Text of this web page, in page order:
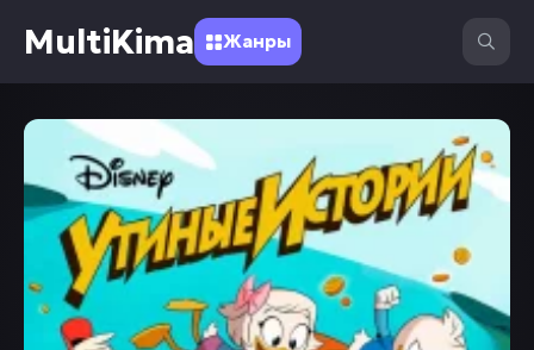
MultiKima Жанры